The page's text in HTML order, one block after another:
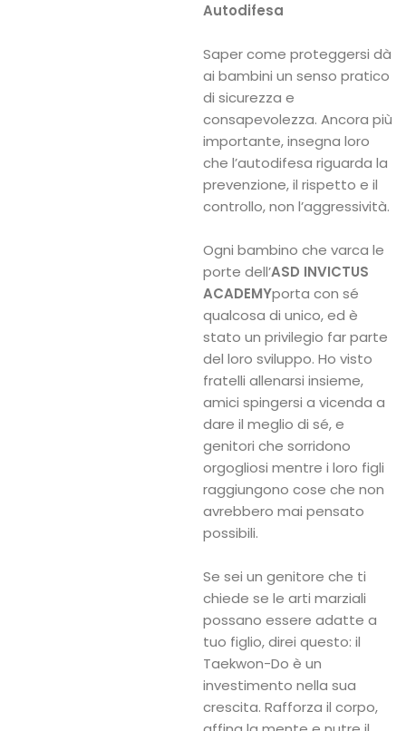
Home
I
Princìpi
Taekwon-
Do
Alimentazione
e
Benessere
Autodifesa
Saper come proteggersi dà
ai bambini un senso pratico
di sicurezza e
consapevolezza. Ancora più
importante, insegna loro
che l’autodifesa riguarda la
prevenzione, il rispetto e il
controllo, non l’aggressività.
Ogni bambino che varca le
porte dell’ASD INVICTUS
ACADEMYporta con sé
qualcosa di unico, ed è
stato un privilegio far parte
del loro sviluppo. Ho visto
fratelli allenarsi insieme,
amici spingersi a vicenda a
dare il meglio di sé, e
genitori che sorridono
orgogliosi mentre i loro figli
raggiungono cose che non
avrebbero mai pensato
possibili.
Se sei un genitore che ti
chiede se le arti marziali
possano essere adatte a
tuo figlio, direi questo: il
Taekwon-Do è un
investimento nella sua
crescita. Rafforza il corpo,